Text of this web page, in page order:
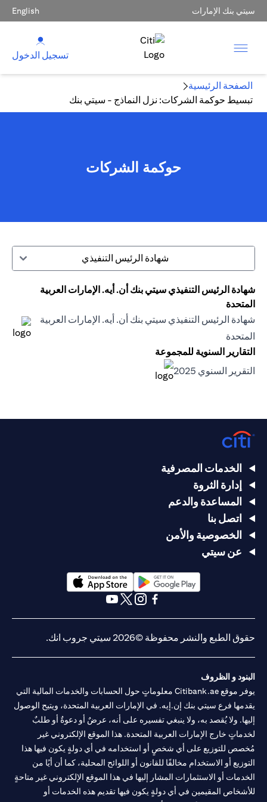
سيتي بنك الإمارات English
تسجيل الدخول
الصفحة الرئيسية
تبسيط حوكمة الشركات: نزل النماذج - سيتي بنك
حوكمة الشركات
شهادة الرئيس التنفيذي
شهادة الرئيس التنفيذي سيتي بنك أن. أيه. الإمارات العربية
المتحدة
شهادة الرئيس التنفيذي سيتي بنك أن. أيه. الإمارات العربية
المتحدة
التقارير السنوية للمجموعة
التقرير السنوي 2025
(opens in a new tab)
الخدمات المصرفية
إدارة الثروة
المساعدة والدعم
اتصل بنا
الخصوصية والأمن
عن سيتي
(opens in a new tab)
حقوق الطبع والنشر محفوظة ©2026 سيتي جروب انك.
البنود و الظروف
يوفر موقع Citibank.ae معلوماتٍ حول الحسابات والخدمات المالية التي
يقدمها فرع سيتي بنك إن.إيه. في الإمارات العربية المتحدة، ويتيح الوصول
إليها. ولا يُقصد به، ولا ينبغي تفسيره على أنه، عرضٌ أو دعوةٌ أو طلبٌ
لخدماتٍ خارج الإمارات العربية المتحدة. هذا الموقع الإلكتروني غير
مُخصص للتوزيع على أي شخصٍ أو استخدامه في أي دولةٍ يكون فيها هذا
التوزيع أو الاستخدام مخالفًا للقانون أو اللوائح المحلية، كما أن أيًا من
الخدمات أو الاستثمارات المشار إليها في هذا الموقع الإلكتروني غير متاحةٍ
للأشخاص المقيمين في أي دولةٍ يكون فيها تقديم هذه الخدمات أو